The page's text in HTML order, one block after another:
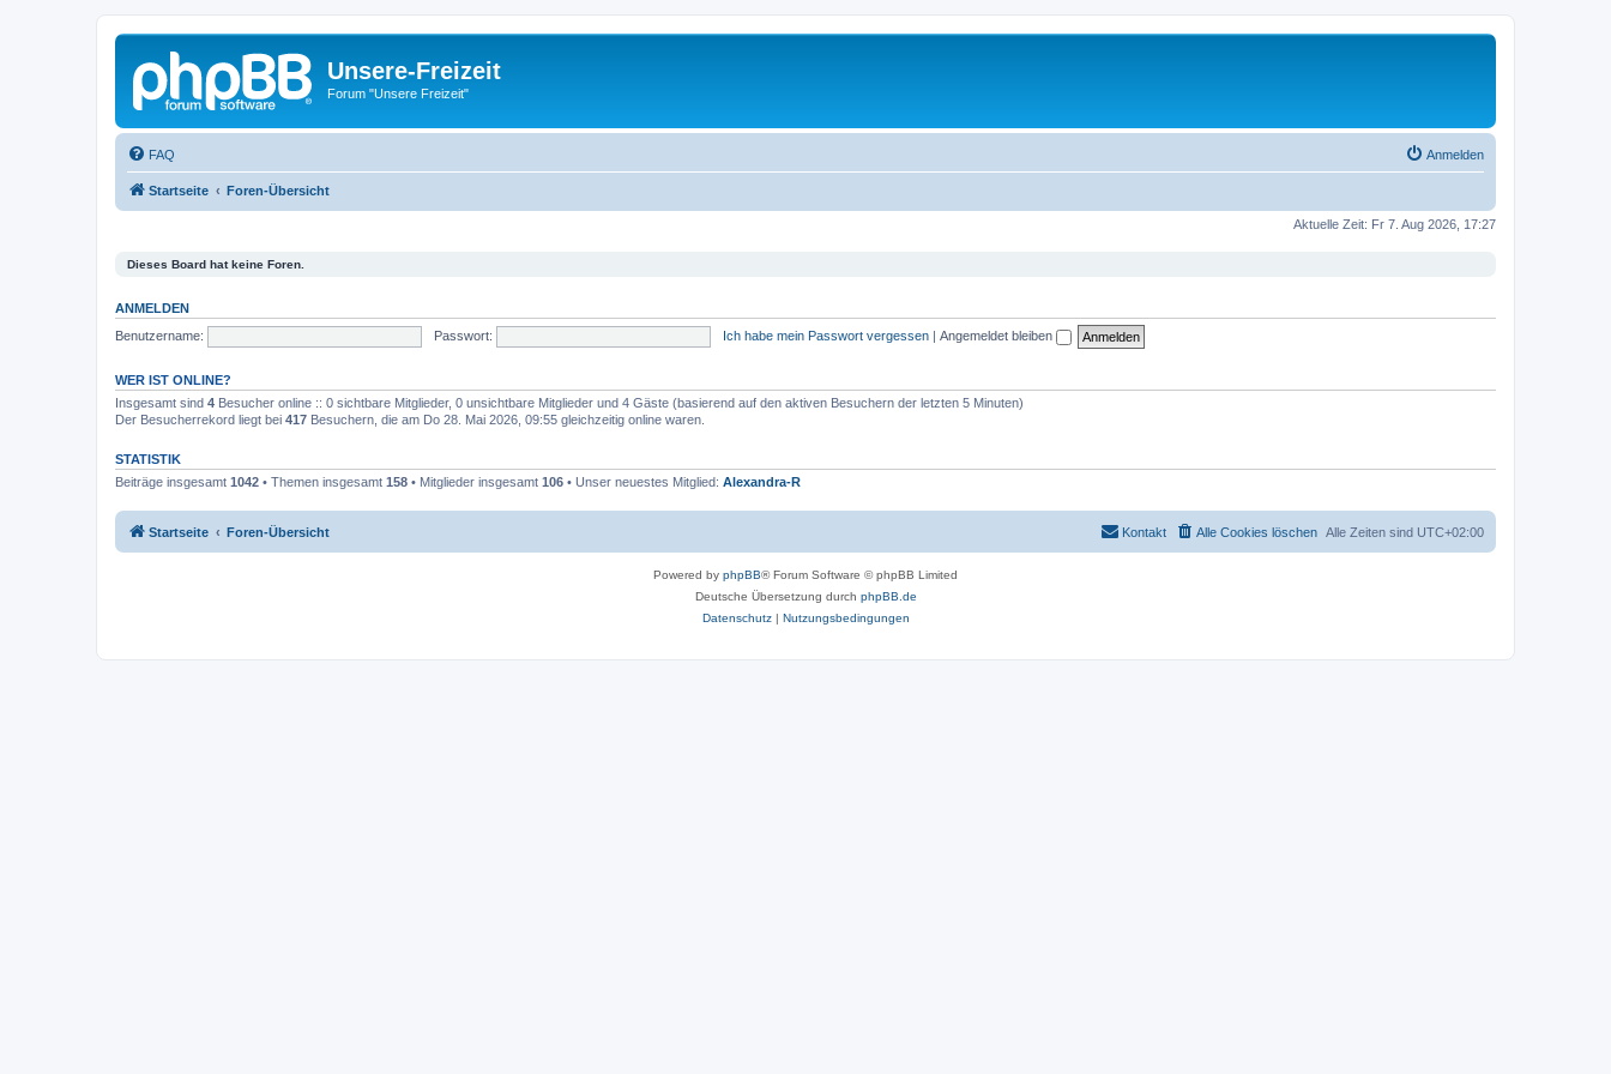
Unsere-Freizeit
Forum "Unsere Freizeit"
FAQ Anmelden
Startseite Foren-Übersicht
Aktuelle Zeit: Fr 7. Aug 2026, 17:27
Dieses Board hat keine Foren.
ANMELDEN
Benutzername:
Passwort: Ich habe mein Passwort vergessen | Angemeldet bleiben
WER IST ONLINE?
Insgesamt sind 4 Besucher online :: 0 sichtbare Mitglieder, 0 unsichtbare Mitglieder und 4 Gäste (basierend auf den aktiven Besuchern der letzten 5 Minuten)
Der Besucherrekord liegt bei 417 Besuchern, die am Do 28. Mai 2026, 09:55 gleichzeitig online waren.
STATISTIK
Beiträge insgesamt 1042 • Themen insgesamt 158 • Mitglieder insgesamt 106 • Unser neuestes Mitglied: Alexandra-R
Startseite Foren-Übersicht Alle Zeiten sind UTC+02:00
Alle Cookies löschen
Kontakt
Powered by phpBB® Forum Software © phpBB Limited
Deutsche Übersetzung durch phpBB.de
Datenschutz| Nutzungsbedingungen